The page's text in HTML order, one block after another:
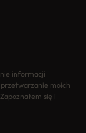
informacji
moich
się i